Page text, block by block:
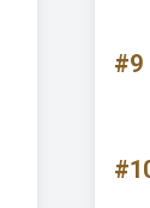
#9